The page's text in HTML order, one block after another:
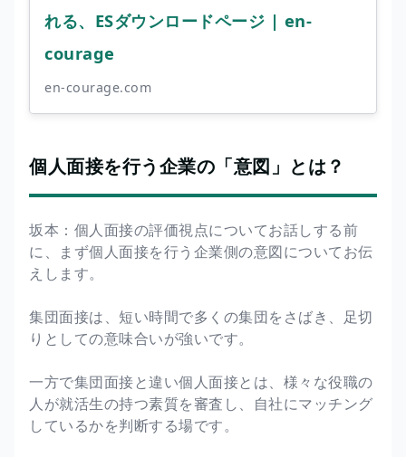
れる、ESダウンロードページ | en-
courage
en-courage.com
個人面接を行う企業の「意図」とは？
坂本：個人面接の評価視点についてお話しする前
に、まず個人面接を行う企業側の意図についてお伝
えします。
集団面接は、短い時間で多くの集団をさばき、足切
りとしての意味合いが強いです。
一方で集団面接と違い個人面接とは、様々な役職の
人が就活生の持つ素質を審査し、自社にマッチング
しているかを判断する場です。